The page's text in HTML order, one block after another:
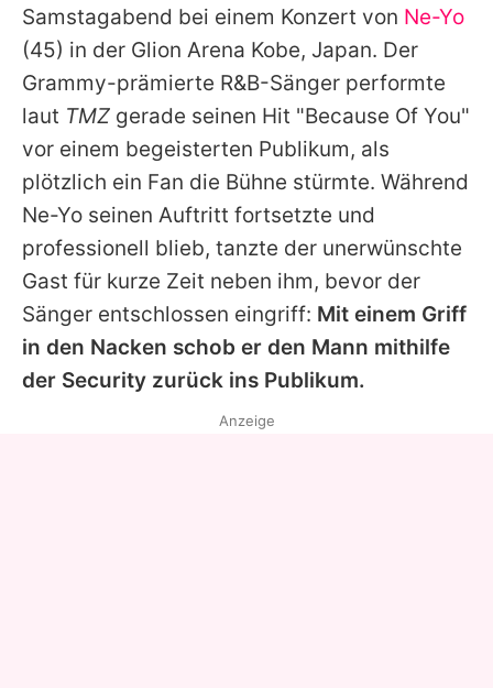
Alle Themen auf Promiflash
Jobs
App runterladen
Team
Redaktionelle Richtlinien
Impressum
Datenschutzerklärung
Nutzungsbedingungen
Utiq verwalten
Samstagabend bei einem Konzert von Ne-Yo
(45) in der Glion Arena Kobe, Japan. Der
Grammy-prämierte R&B-Sänger performte
laut TMZ gerade seinen Hit "Because Of You"
vor einem begeisterten Publikum, als
plötzlich ein Fan die Bühne stürmte. Während
Ne-Yo seinen Auftritt fortsetzte und
professionell blieb, tanzte der unerwünschte
Gast für kurze Zeit neben ihm, bevor der
Sänger entschlossen eingriff: Mit einem Griff
in den Nacken schob er den Mann mithilfe
der Security zurück ins Publikum.
Anzeige